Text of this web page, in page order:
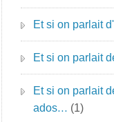
Et si on parlait
Et si on parlait
Et si on parlait
ados… (1)